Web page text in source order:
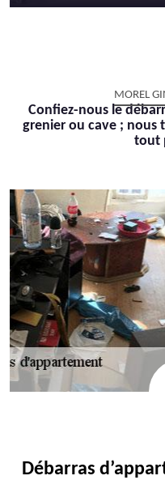
MOREL
Confiez-nous le
grenier ou cave ; nous
tout
Débarras